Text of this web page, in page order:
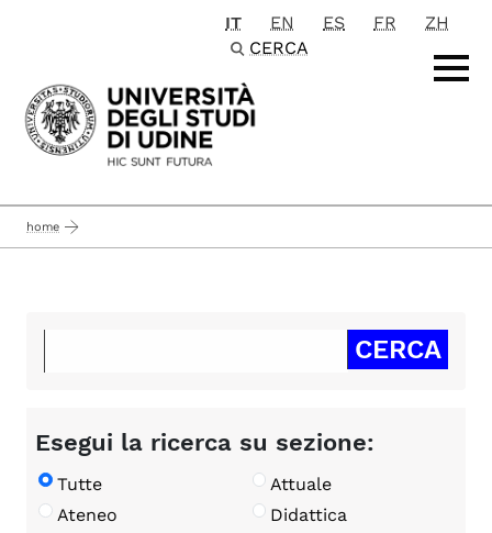
Passa al contenuto principale
IT EN ES FR
ZH
CERCA
home
Esegui la ricerca su sezione:
Tutte
Attuale
Ateneo
Didattica